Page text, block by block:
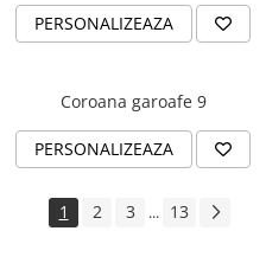
PERSONALIZEAZA
Coroana garoafe 9
PERSONALIZEAZA
1 2 3 ... 13